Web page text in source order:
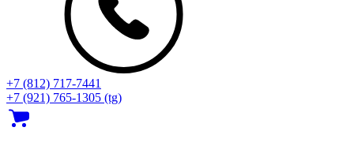
+7 (812) 717‑7441
+7 (921) 765-1305 (tg)